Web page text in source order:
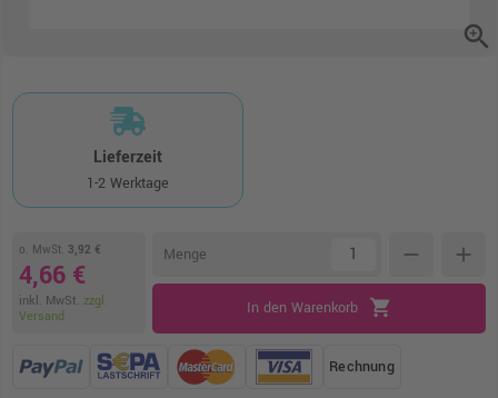
zoom_in
Lieferzeit
1-2 Werktage
o. MwSt. 3,92 €
4,66 €
inkl. MwSt. zzgl.
Versand
Menge remove add
In den Warenkorb shopping_cart
Rechnung